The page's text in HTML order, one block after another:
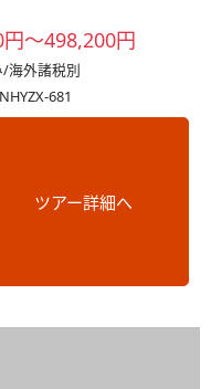
～498,200円
海外諸税別
681
ツアー詳細へ